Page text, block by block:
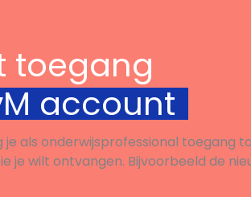
toegang
account
je als onderwijsprofessional toegang
je wilt ontvangen. Bijvoorbeeld de